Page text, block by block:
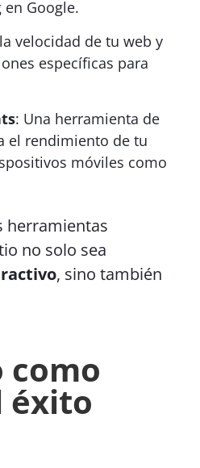
Google.
velocidad de tu web y
específicas para
: Una herramienta de
el rendimiento de tu
móviles como
herramientas
no solo sea
, sino también
como
éxito